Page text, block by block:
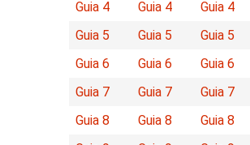
Guia 4
Guia 4 Guia 4
Guia 5
Guia 5 Guia 5
Guia 6
Guia 6 Guia 6
Guia 7
Guia 7 Guia 7
Guia 8
Guia 8 Guia 8